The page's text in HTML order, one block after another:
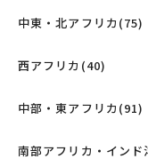
中東・北アフリカ(75)
西アフリカ(40)
中部・東アフリカ(91)
南部アフリカ・イン